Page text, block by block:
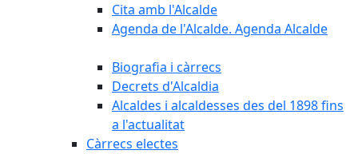
Cita amb l'Alcalde
Agenda de l'Alcalde. Agenda Alcalde
Biografia i càrrecs
Decrets d'Alcaldia
Alcaldes i alcaldesses des del 1898 fins
a l'actualitat
Càrrecs electes